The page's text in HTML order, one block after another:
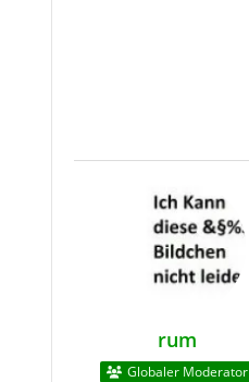
rum
Globaler Moderator